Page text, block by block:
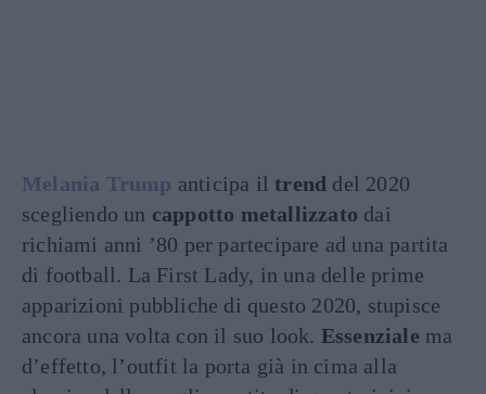
Melania Trump anticipa il trend del 2020
scegliendo un cappotto metallizzato dai
richiami anni ’80 per partecipare ad una partita
di football. La First Lady, in una delle prime
apparizioni pubbliche di questo 2020, stupisce
ancora una volta con il suo look. Essenziale ma
d’effetto, l’outfit la porta già in cima alla